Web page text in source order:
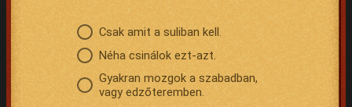
Csak amit a suliban kell.
Néha csinálok ezt-azt.
Gyakran mozgok a szabadban,
vagy edzőteremben.